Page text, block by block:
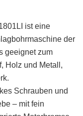
ist eine
der
geeignet zum
Holz und Metall,
Schrauben und
– mit fein